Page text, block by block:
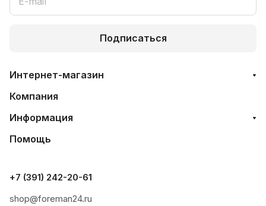
Подписаться
Интернет-магазин
Компания
Информация
Помощь
+7 (391) 242-20-61
shop@foreman24.ru